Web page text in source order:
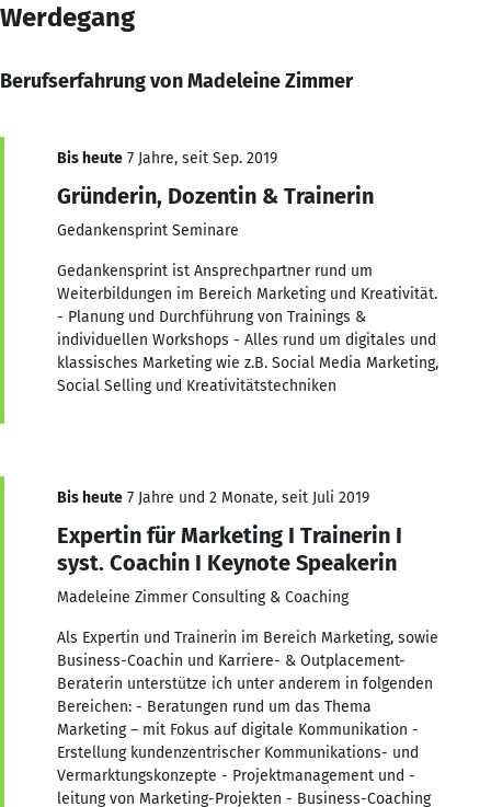
Werdegang
Berufserfahrung von Madeleine Zimmer
Bis heute 7 Jahre, seit Sep. 2019
Gründerin, Dozentin & Trainerin
Gedankensprint Seminare
Gedankensprint ist Ansprechpartner rund um
Weiterbildungen im Bereich Marketing und Kreativität.
- Planung und Durchführung von Trainings &
individuellen Workshops - Alles rund um digitales und
klassisches Marketing wie z.B. Social Media Marketing,
Social Selling und Kreativitätstechniken
Bis heute 7 Jahre und 2 Monate, seit Juli 2019
Expertin für Marketing I Trainerin I
syst. Coachin I Keynote Speakerin
Madeleine Zimmer Consulting & Coaching
Als Expertin und Trainerin im Bereich Marketing, sowie
Business-Coachin und Karriere- & Outplacement-
Beraterin unterstütze ich unter anderem in folgenden
Bereichen: - Beratungen rund um das Thema
Marketing – mit Fokus auf digitale Kommunikation -
Erstellung kundenzentrischer Kommunikations- und
Vermarktungskonzepte - Projektmanagement und -
leitung von Marketing-Projekten - Business-Coaching